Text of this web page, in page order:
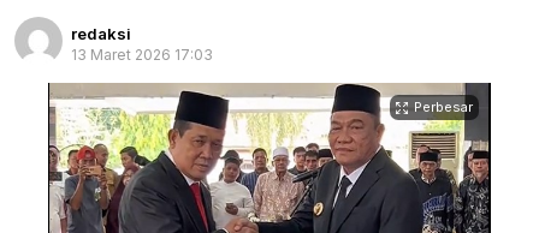
redaksi
13 Maret 2026 17:03
Perbesar